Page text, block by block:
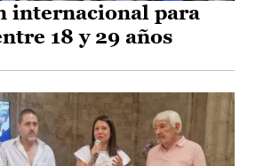
internacional para
18 y 29 años